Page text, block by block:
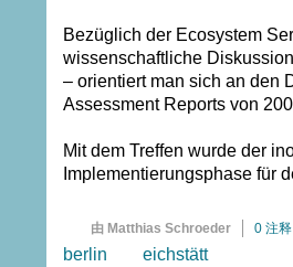
Bezüglich der Ecosystem
wissenschaftliche
– orientiert man sich an den
Assessment Reports von
Mit dem Treffen wurde der
Implementierungsphase für
由 Matthias Schroeder 0 注释
berlin eichstätt